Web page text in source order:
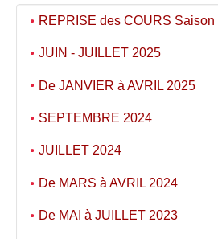
REPRISE des COURS
JUIN - JUILLET 2025
De JANVIER à AVRIL 2025
SEPTEMBRE 2024
JUILLET 2024
De MARS à AVRIL 2024
De MAI à JUILLET 2023